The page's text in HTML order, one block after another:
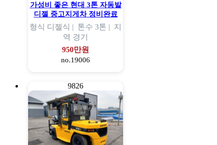
가성비 좋은 현대 3톤 자동발
디젤 중고지게차 정비완료
형식 디젤식 | 톤수 3톤 | 지
역 경기
950만원
no.19006
9826